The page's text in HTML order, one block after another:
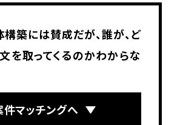
築には賛成だが、誰が、ど
を取ってくるのかわからな
件マッチングへ